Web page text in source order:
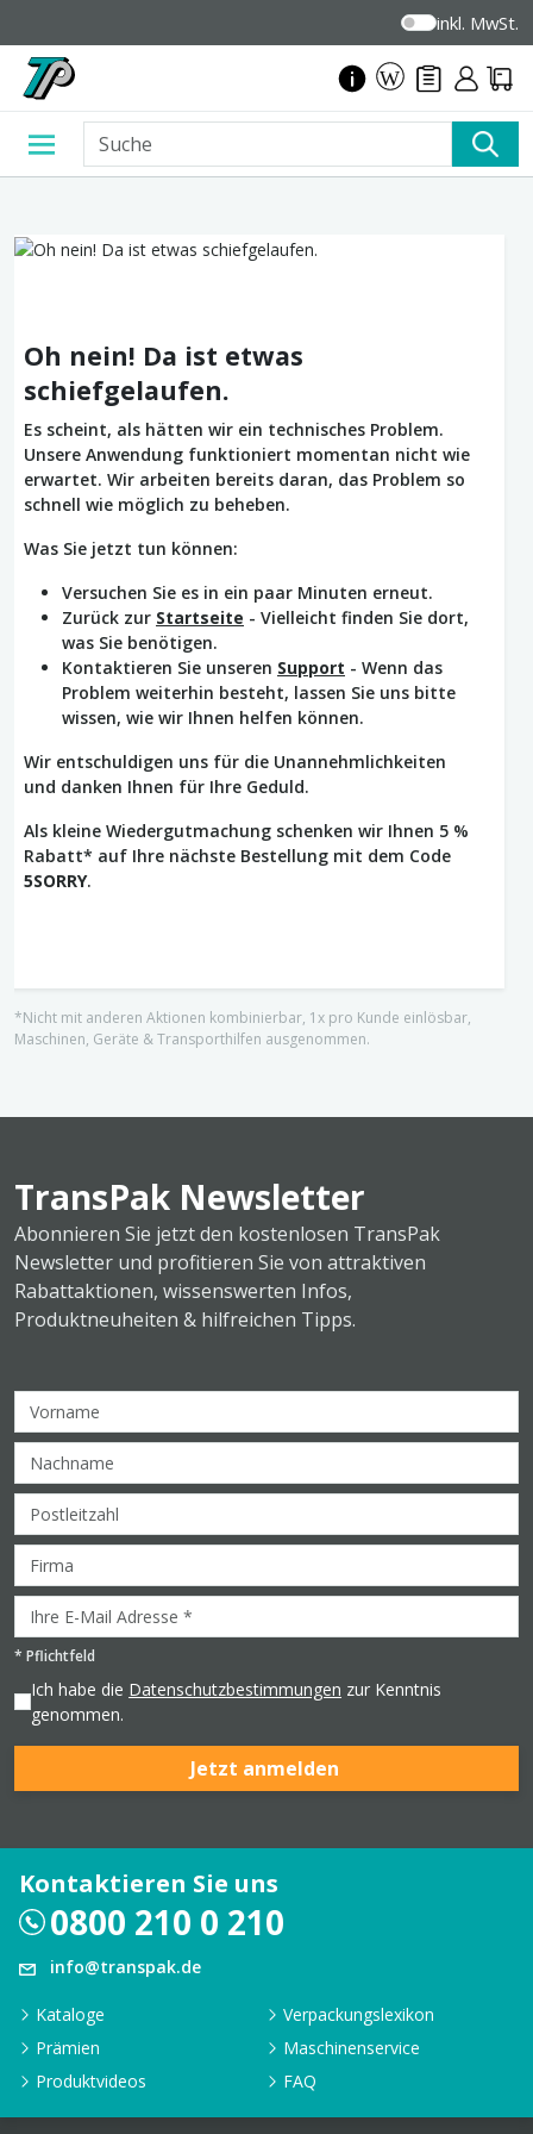
inkl. MwSt.
Oh nein! Da ist etwas
schiefgelaufen.
Es scheint, als hätten wir ein technisches Problem.
Unsere Anwendung funktioniert momentan nicht wie
erwartet. Wir arbeiten bereits daran, das Problem so
schnell wie möglich zu beheben.
Was Sie jetzt tun können:
Versuchen Sie es in ein paar Minuten erneut.
Zurück zur Startseite - Vielleicht finden Sie dort,
was Sie benötigen.
Kontaktieren Sie unseren Support - Wenn das
Problem weiterhin besteht, lassen Sie uns bitte
wissen, wie wir Ihnen helfen können.
Wir entschuldigen uns für die Unannehmlichkeiten
und danken Ihnen für Ihre Geduld.
Als kleine Wiedergutmachung schenken wir Ihnen 5 %
Rabatt* auf Ihre nächste Bestellung mit dem Code
5SORRY.
*Nicht mit anderen Aktionen kombinierbar, 1x pro Kunde einlösbar,
Maschinen, Geräte & Transporthilfen ausgenommen.
TransPak Newsletter
Abonnieren Sie jetzt den kostenlosen TransPak
Newsletter und profitieren Sie von attraktiven
Rabattaktionen, wissenswerten Infos,
Produktneuheiten & hilfreichen Tipps.
* Pflichtfeld
Ich habe die Datenschutzbestimmungen zur Kenntnis
genommen.
Jetzt anmelden
Kontaktieren Sie uns
0800 210 0 210
info@transpak.de
Kataloge
Verpackungslexikon
Prämien
Maschinenservice
Produktvideos
FAQ